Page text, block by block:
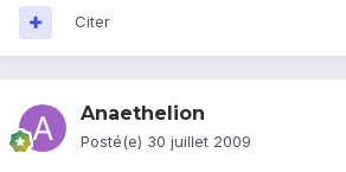
Citer
Anaethelion
Posté(e) 30 juillet 2009